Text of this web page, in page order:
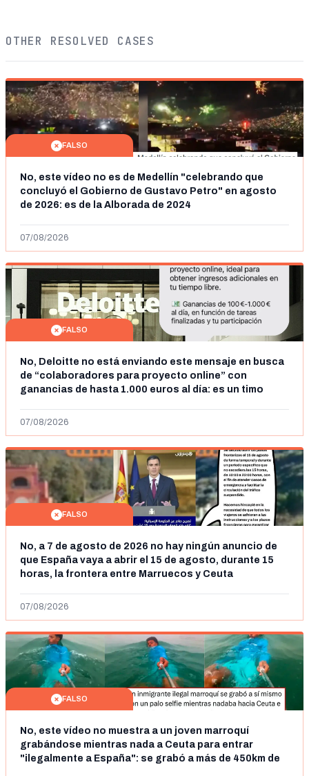
OTHER RESOLVED CASES
FALSO
No, este vídeo no es de Medellín "celebrando que
concluyó el Gobierno de Gustavo Petro" en agosto
de 2026: es de la Alborada de 2024
07/08/2026
FALSO
No, Deloitte no está enviando este mensaje en busca
de “colaboradores para proyecto online” con
ganancias de hasta 1.000 euros al día: es un timo
07/08/2026
FALSO
No, a 7 de agosto de 2026 no hay ningún anuncio de
que España vaya a abrir el 15 de agosto, durante 15
horas, la frontera entre Marruecos y Ceuta
07/08/2026
FALSO
No, este vídeo no muestra a un joven marroquí
grabándose mientras nada a Ceuta para entrar
"ilegalmente a España": se grabó a más de 450km de